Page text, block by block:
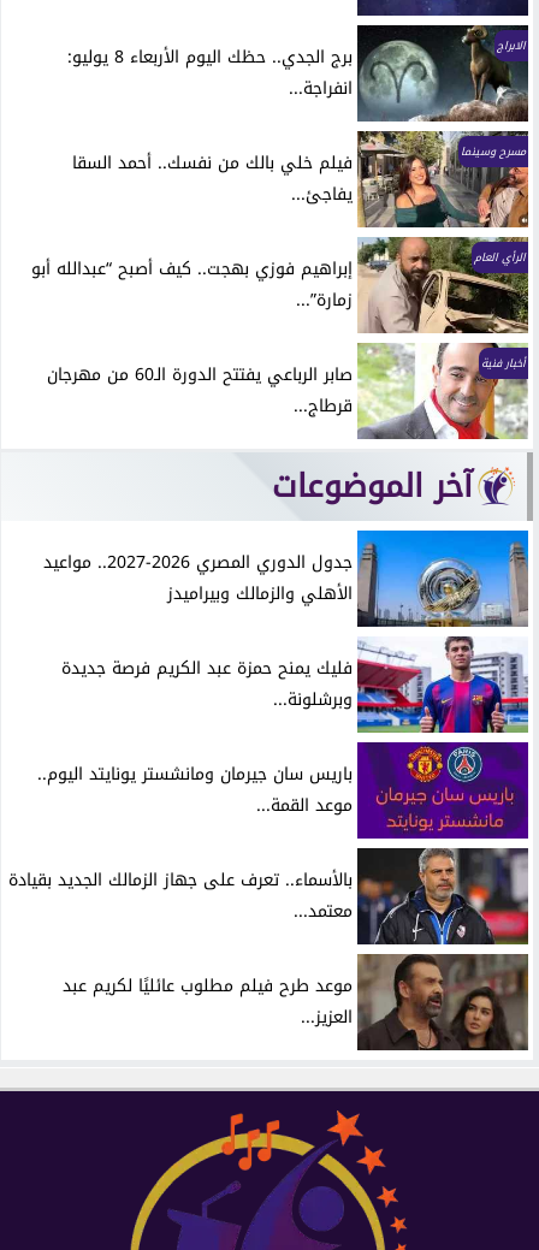
الابراج
برج الجدي.. حظك اليوم الأربعاء 8 يوليو:
انفراجة...
مسرح وسينما
فيلم خلي بالك من نفسك.. أحمد السقا
يفاجئ...
الرأي العام
إبراهيم فوزي بهجت.. كيف أصبح “عبدالله أبو
زمارة”...
أخبار فنية
صابر الرباعي يفتتح الدورة الـ60 من مهرجان
قرطاج...
آخر الموضوعات
جدول الدوري المصري 2026-2027.. مواعيد
الأهلي والزمالك وبيراميدز
فليك يمنح حمزة عبد الكريم فرصة جديدة
وبرشلونة...
باريس سان جيرمان ومانشستر يونايتد اليوم..
موعد القمة...
بالأسماء.. تعرف على جهاز الزمالك الجديد بقيادة
معتمد...
موعد طرح فيلم مطلوب عائليًا لكريم عبد
العزيز...